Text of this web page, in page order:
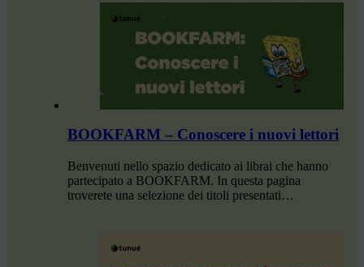
BOOKFARM – Conoscere i nuovi lettori
Benvenuti nello spazio dedicato ai librai che hanno
partecipato a BOOKFARM. In questa pagina
troverete una selezione dei titoli presentati…